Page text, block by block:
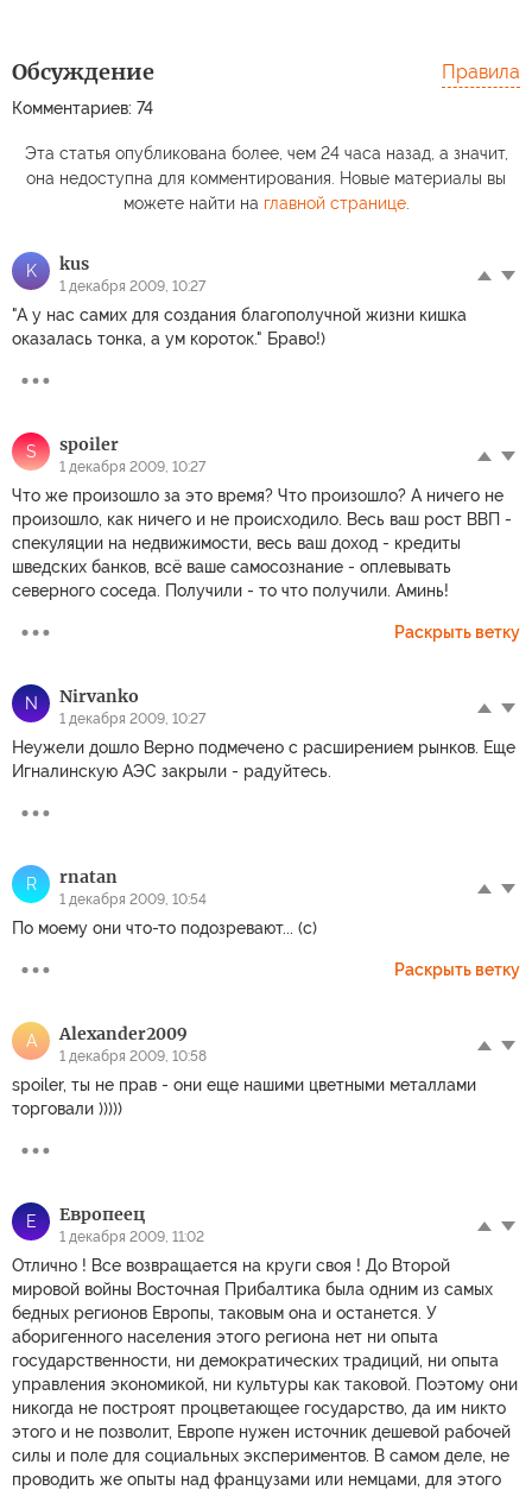
Обсуждение
Комментариев: 74
Правила
Эта статья опубликована более, чем 24 часа назад, а значит,
она недоступна для комментирования. Новые материалы вы
можете найти на главной странице.
K kus
1 декабря 2009, 10:27
"А у нас самих для создания благополучной жизни кишка
оказалась тонка, а ум короток." Браво!)
S spoiler
1 декабря 2009, 10:27
Что же произошло за это время? Что произошло? А ничего не
произошло, как ничего и не происходило. Весь ваш рост ВВП -
спекуляции на недвижимости, весь ваш доход - кредиты
шведских банков, всё ваше самосознание - оплевывать
северного соседа. Получили - то что получили. Аминь!
Раскрыть ветку
N Nirvanko
1 декабря 2009, 10:27
Неужели дошло Верно подмечено с расширением рынков. Еще
Игналинскую АЭС закрыли - радуйтесь.
R rnatan
1 декабря 2009, 10:54
По моему они что-то подозревают... (с)
Раскрыть ветку
A Alexander2009
1 декабря 2009, 10:58
spoiler, ты не прав - они еще нашими цветными металлами
торговали )))))
Е Европеец
1 декабря 2009, 11:02
Отлично ! Все возвращается на круги своя ! До Второй
мировой войны Восточная Прибалтика была одним из самых
бедных регионов Европы, таковым она и останется. У
аборигенного населения этого региона нет ни опыта
государственности, ни демократических традиций, ни опыта
управления экономикой, ни культуры как таковой. Поэтому они
никогда не построят процветающее государство, да им никто
этого и не позволит, Европе нужен источник дешевой рабочей
силы и поле для социальных экспериментов. В самом деле, не
проводить же опыты над французами или немцами, для этого